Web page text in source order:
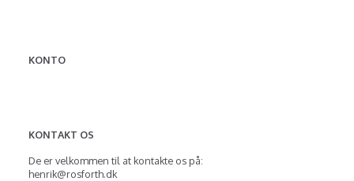
KONTO
KONTAKT OS
De er velkommen til at kontakte os på:
henrik@rosforth.dk